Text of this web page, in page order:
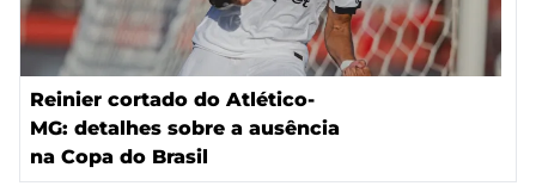
Reinier cortado do Atlético-
MG: detalhes sobre a ausência
na Copa do Brasil